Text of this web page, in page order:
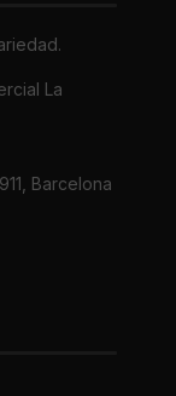
La
Barcelona